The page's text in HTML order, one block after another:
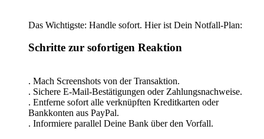
Das Wichtigste: Handle sofort. Hier ist Dein Notfall-Plan:
Schritte zur sofortigen Reaktion
. Mach Screenshots von der Transaktion.
. Sichere E-Mail-Bestätigungen oder Zahlungsnachweise.
. Entferne sofort alle verknüpften Kreditkarten oder
Bankkonten aus PayPal.
. Informiere parallel Deine Bank über den Vorfall.